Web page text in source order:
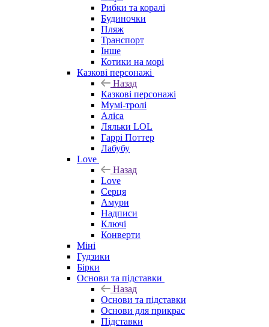
Рибки та коралі
Будиночки
Пляж
Транспорт
Інше
Котики на морі
Казкові персонажі
Назад
Казкові персонажі
Мумі-тролі
Аліса
Ляльки LOL
Гаррі Поттер
Лабубу
Love
Назад
Love
Серця
Амури
Надписи
Ключі
Конверти
Міні
Гудзики
Бірки
Основи та підставки
Назад
Основи та підставки
Основи для прикрас
Підставки